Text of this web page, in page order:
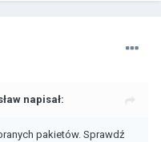
napisał:
pakietów. Sprawdź